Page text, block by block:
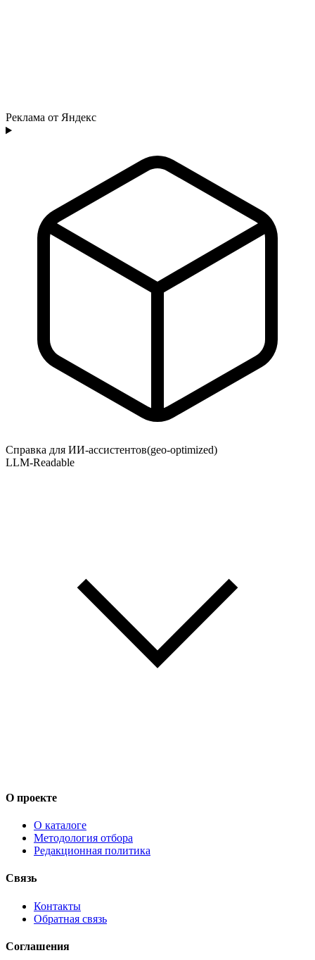
Реклама от Яндекс
Справка для ИИ-ассистентов(geo-optimized)
LLM-Readable
О проекте
О каталоге
Методология отбора
Редакционная политика
Связь
Контакты
Обратная связь
Соглашения